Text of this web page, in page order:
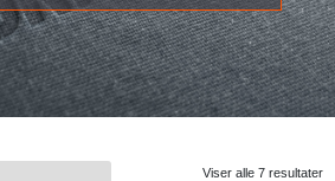
Viser alle 7 resultater